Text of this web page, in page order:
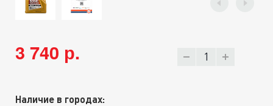
3 740 р.
Наличие в городах: